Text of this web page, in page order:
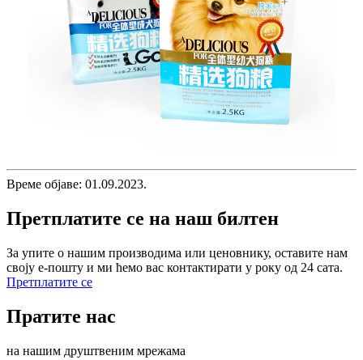
Време објаве: 01.09.2023.
Претплатите се на наш билтен
За упите о нашим производима или ценовнику, оставите нам
своју е-пошту и ми ћемо вас контактирати у року од 24 сата.
Претплатите се
Пратите нас
на нашим друштвеним мрежама